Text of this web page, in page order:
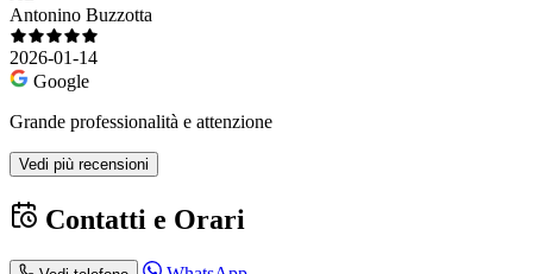
Antonino Buzzotta
2026-01-14
Google
Grande professionalità e attenzione
Vedi più recensioni
Contatti e Orari